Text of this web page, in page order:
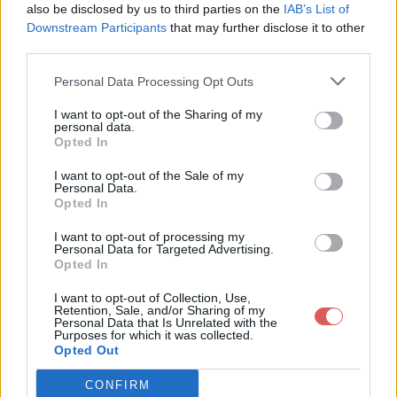
also be disclosed by us to third parties on the IAB’s List of
Downstream Participants that may further disclose it to other
Personal Data Processing Opt Outs
I want to opt-out of the Sharing of my
personal data.
Opted In
I want to opt-out of the Sale of my
Personal Data.
Opted In
I want to opt-out of processing my
Personal Data for Targeted Advertising.
Opted In
I want to opt-out of Collection, Use,
Retention, Sale, and/or Sharing of my
Personal Data that Is Unrelated with the
Purposes for which it was collected.
Opted Out
CONFIRM
Partager le fichier Anti-
Publicité.txt sur le Web et les
réseaux sociaux:
Télécharger le fichier Anti-Public
ité.txt